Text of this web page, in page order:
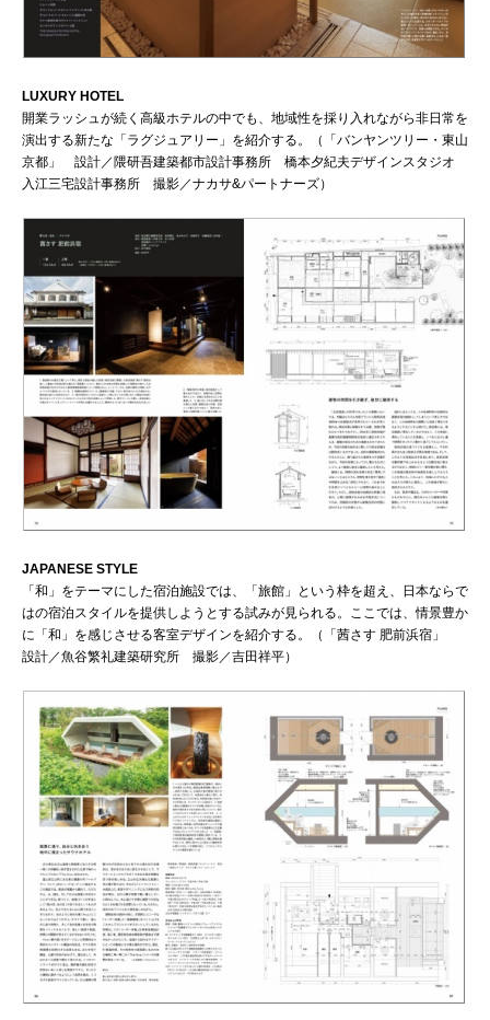
LUXURY HOTEL
開業ラッシュが続く高級ホテルの中でも、地域性を採り入れながら非日常を
演出する新たな「ラグジュアリー」を紹介する。（「バンヤンツリー・東山
京都」 設計／隈研吾建築都市設計事務所 橋本夕紀夫デザインスタジオ
入江三宅設計事務所 撮影／ナカサ&パートナーズ）
JAPANESE STYLE
「和」をテーマにした宿泊施設では、「旅館」という枠を超え、日本ならで
はの宿泊スタイルを提供しようとする試みが見られる。ここでは、情景豊か
に「和」を感じさせる客室デザインを紹介する。（「茜さす 肥前浜宿」
設計／魚谷繁礼建築研究所 撮影／吉田祥平）